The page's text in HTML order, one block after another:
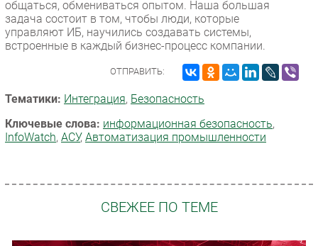
общаться, обмениваться опытом. Наша большая
задача состоит в том, чтобы люди, которые
управляют ИБ, научились создавать системы,
встроенные в каждый бизнес-процесс компании.
ОТПРАВИТЬ:
Тематики: Интеграция, Безопасность
Ключевые слова: информационная безопасность,
InfoWatch, АСУ, Автоматизация промышленности
СВЕЖЕЕ ПО ТЕМЕ